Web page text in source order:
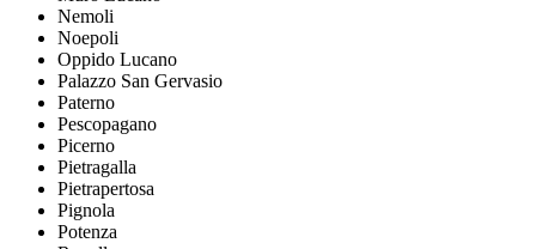
Nemoli
Noepoli
Oppido Lucano
Palazzo San Gervasio
Paterno
Pescopagano
Picerno
Pietragalla
Pietrapertosa
Pignola
Potenza